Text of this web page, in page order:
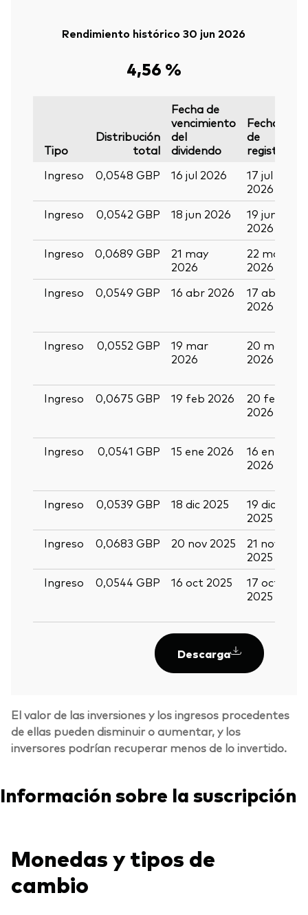
Rendimiento histórico 30 jun 2026
4,56 %
Tipo
Distribución
total
Fecha de
vencimiento
del
dividendo
Fecha
de
registro
Ingreso
0,0548 GBP 16 jul 2026
17 jul
2026
Ingreso
0,0542 GBP 18 jun 2026
19 jun
2026
Ingreso
0,0689 GBP
21 may
2026
22 may
2026
Ingreso
0,0549 GBP 16 abr 2026
17 abr
2026
Ingreso
0,0552 GBP
19 mar
2026
20 mar
2026
Ingreso
0,0675 GBP 19 feb 2026
20 feb
2026
Ingreso
0,0541 GBP 15 ene 2026
16 ene
2026
Ingreso
0,0539 GBP 18 dic 2025
19 dic
2025
Ingreso
0,0683 GBP 20 nov 2025
21 nov
2025
Ingreso
0,0544 GBP 16 oct 2025
17 oct
2025
Descarga
El valor de las inversiones y los ingresos procedentes
de ellas pueden disminuir o aumentar, y los
inversores podrían recuperar menos de lo invertido.
Información sobre la suscripción
Monedas y tipos de
cambio